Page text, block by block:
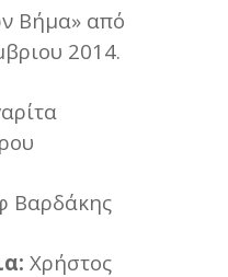
Βήμα» από
2014.
Βαρδάκης
Χρήστος